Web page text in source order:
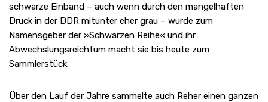
schwarze Einband – auch wenn durch den mangelhaften
Druck in der DDR mitunter eher grau – wurde zum
Namensgeber der »Schwarzen Reihe« und ihr
Abwechslungsreichtum macht sie bis heute zum
Sammlerstück.
Über den Lauf der Jahre sammelte auch Reher einen ganzen